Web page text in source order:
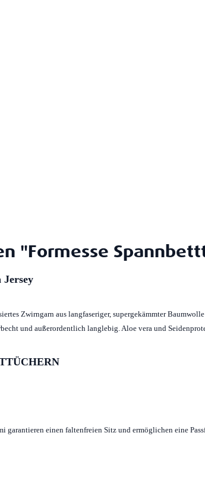
"Formesse
Jersey
Zwirngarn aus langfaseriger, supergekämmter
und außerordentlich langlebig. Aloe vera und
garantieren einen faltenfreien Sitz und ermöglichen eine